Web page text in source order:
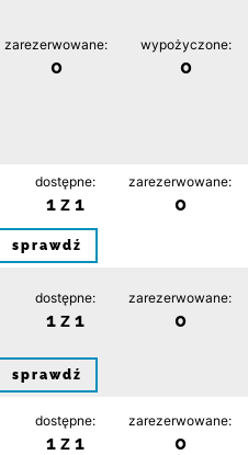
zarezerwowane:
0
wypożyczone:
0
dostępne:
1 z 1
zarezerwowane:
0
sprawdź
dostępne:
1 z 1
zarezerwowane:
0
sprawdź
dostępne:
1 z 1
zarezerwowane:
0